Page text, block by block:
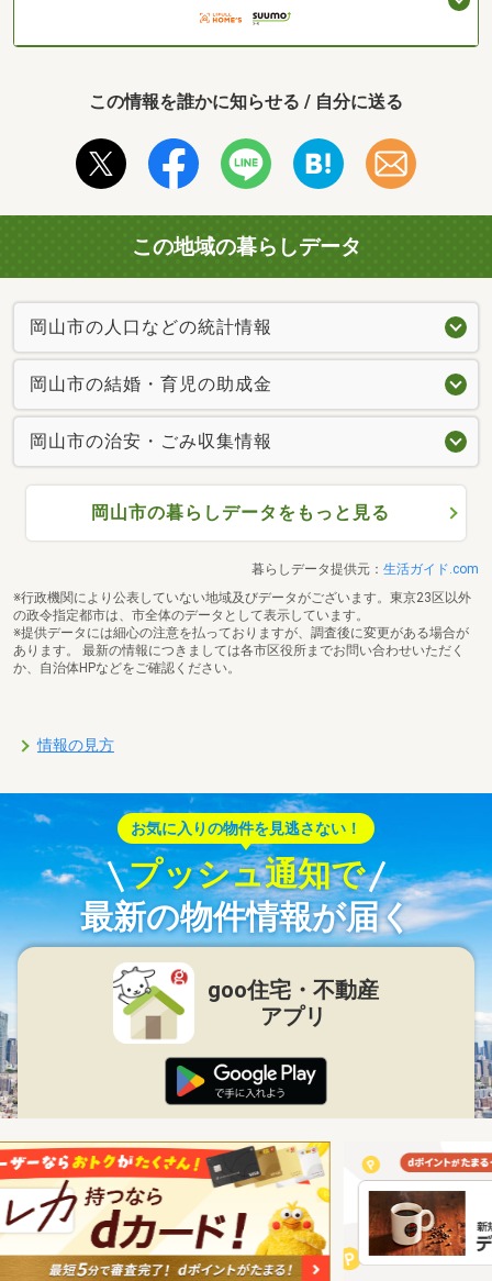
この情報を誰かに知らせる / 自分に送る
この地域の暮らしデータ
岡山市の人口などの統計情報
岡山市の結婚・育児の助成金
岡山市の治安・ごみ収集情報
岡山市の暮らしデータをもっと見る
暮らしデータ提供元： 生活ガイド.com
※行政機関により公表していない地域及びデータがございます。東京23区以外
の政令指定都市は、市全体のデータとして表示しています。
※提供データには細心の注意を払っておりますが、調査後に変更がある場合が
あります。 最新の情報につきましては各市区役所までお問い合わせいただく
か、自治体HPなどをご確認ください。
情報の見方
お気に入りの物件を見逃さない！
プッシュ通知で
最新の物件情報が届く
goo住宅・不動産
アプリ